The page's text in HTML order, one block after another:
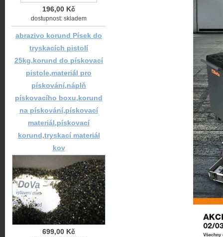
196,00 Kč
dostupnost: skladem
abrazivo korund Písek do
tryskacích pistolí
25kg,korund do pískovací
pistole,materiál pro
pískování,náplň
pískovacího boxu,korund
na pískování,pískovací
materiál,pískovací
korund,tryskací materiál
kov
699,00 Kč